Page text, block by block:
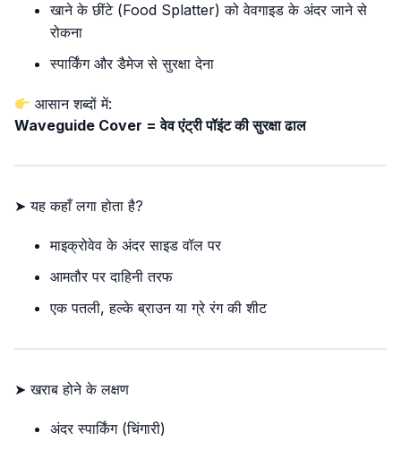
खाने के छींटे (Food Splatter) को वेवगाइड के अंदर जाने से
रोकना
स्पार्किंग और डैमेज से सुरक्षा देना
आसान शब्दों में:
Waveguide Cover = वेव एंट्री पॉइंट की सुरक्षा ढाल
➤ यह कहाँ लगा होता है?
माइक्रोवेव के अंदर साइड वॉल पर
आमतौर पर दाहिनी तरफ
एक पतली, हल्के ब्राउन या ग्रे रंग की शीट
➤ खराब होने के लक्षण
अंदर स्पार्किंग (चिंगारी)